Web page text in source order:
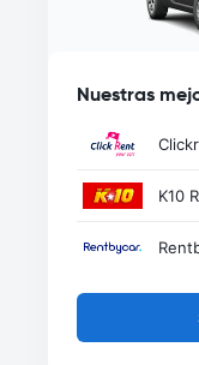
Nuestras
K10